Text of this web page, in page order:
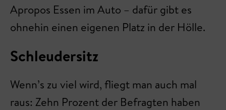
Apropos Essen im Auto – dafür gibt es
ohnehin einen eigenen Platz in der Hölle.
Schleudersitz
Wenn’s zu viel wird, fliegt man auch mal
raus: Zehn Prozent der Befragten haben